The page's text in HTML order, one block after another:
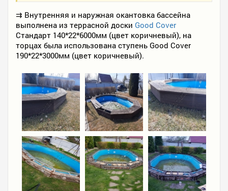
⇉ Внутренняя и наружная окантовка бассейна
выполнена из террасной доски Good Cover
Стандарт 140*22*6000мм (цвет коричневый), на
торцах была использована ступень Good Cover
190*22*3000мм (цвет коричневый).